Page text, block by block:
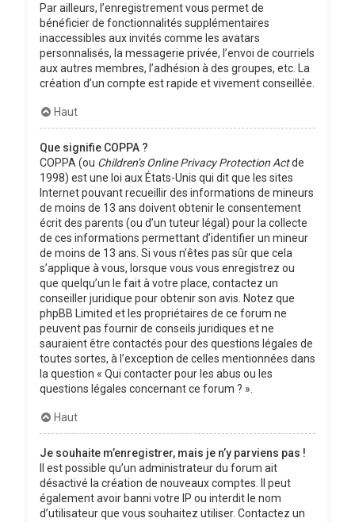
Par ailleurs, l’enregistrement vous permet de
bénéficier de fonctionnalités supplémentaires
inaccessibles aux invités comme les avatars
personnalisés, la messagerie privée, l’envoi de courriels
aux autres membres, l’adhésion à des groupes, etc. La
création d’un compte est rapide et vivement conseillée.
Haut
Que signifie COPPA ?
COPPA (ou Children’s Online Privacy Protection Actde
1998) est une loi aux États-Unis qui dit que les sites
Internet pouvant recueillir des informations de mineurs
de moins de 13 ans doivent obtenir le consentement
écrit des parents (ou d’un tuteur légal) pour la collecte
de ces informations permettant d’identifier un mineur
de moins de 13 ans. Si vous n’êtes pas sûr que cela
s’applique à vous, lorsque vous vous enregistrez ou
que quelqu’un le fait à votre place, contactez un
conseiller juridique pour obtenir son avis. Notez que
phpBB Limited et les propriétaires de ce forum ne
peuvent pas fournir de conseils juridiques et ne
sauraient être contactés pour des questions légales de
toutes sortes, à l’exception de celles mentionnées dans
la question « Qui contacter pour les abus ou les
questions légales concernant ce forum ? ».
Haut
Je souhaite m’enregistrer, mais je n’y parviens pas !
Il est possible qu’un administrateur du forum ait
désactivé la création de nouveaux comptes. Il peut
également avoir banni votre IP ou interdit le nom
d’utilisateur que vous souhaitez utiliser. Contactez un